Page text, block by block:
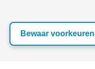
Bewaar voorkeuren